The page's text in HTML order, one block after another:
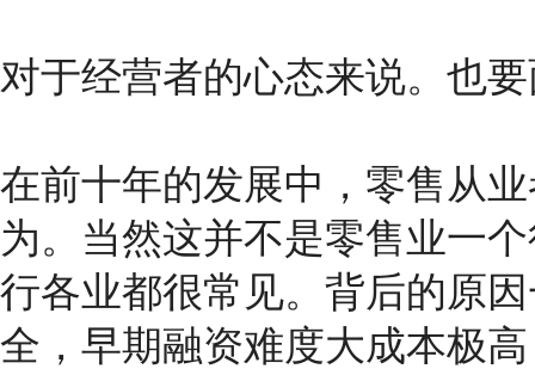
对于经营者的心态来说。也要
在前十年的发展中，零售从
为。当然这并不是零售业一
行各业都很常见。背后的原
全，早期融资难度大成本极